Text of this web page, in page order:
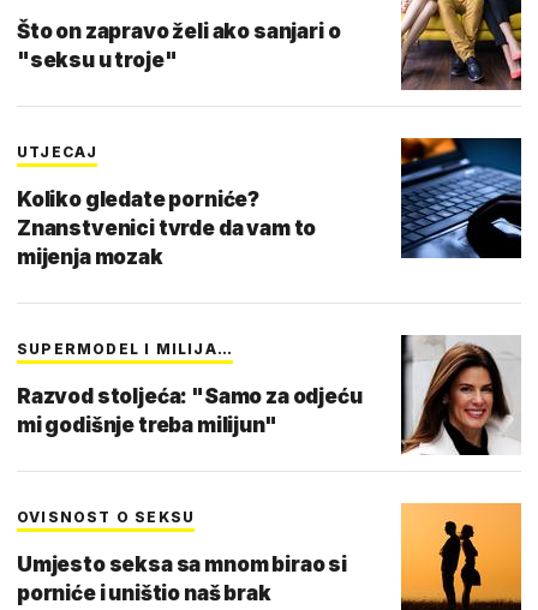
Što on zapravo želi ako sanjari o
"seksu u troje"
UTJECAJ
Koliko gledate porniće?
Znanstvenici tvrde da vam to
mijenja mozak
SUPERMODEL I MILIJA…
Razvod stoljeća: "Samo za odjeću
mi godišnje treba milijun"
OVISNOST O SEKSU
Umjesto seksa sa mnom birao si
porniće i uništio naš brak